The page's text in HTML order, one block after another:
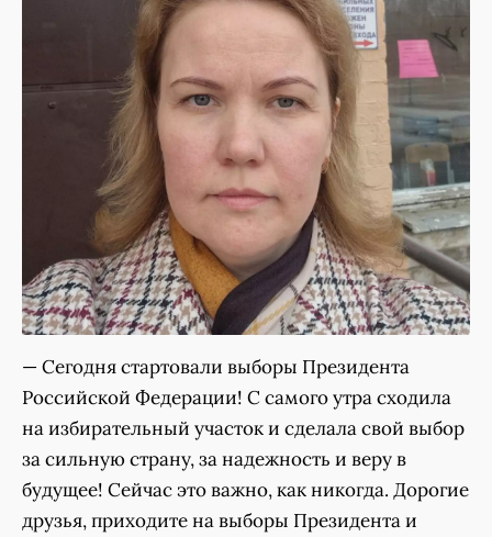
— Сегодня стартовали выборы Президента
Российской Федерации! С самого утра сходила
на избирательный участок и сделала свой выбор
за сильную страну, за надежность и веру в
будущее! Сейчас это важно, как никогда. Дорогие
друзья, приходите на выборы Президента и